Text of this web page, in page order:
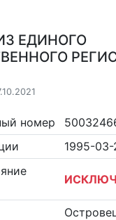
ЕДИНОГО
номер
1995-03-